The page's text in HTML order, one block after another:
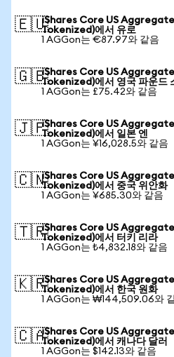
🇪🇺iShares Core US
Tokenized)에서 유로
1 AGGon는 €87.97와 같음
🇬🇧iShares Core US
Tokenized)에서 영국 파운드
1 AGGon는 £75.42와 같음
🇯🇵iShares Core US
Tokenized)에서 일본 엔
1 AGGon는 ¥16,028.5와 같음
🇨🇳iShares Core US
Tokenized)에서 중국 위안화
1 AGGon는 ¥685.30와 같음
🇹🇷iShares Core US
Tokenized)에서 터키 리라
1 AGGon는 ₺4,832.18와 같음
🇰🇷iShares Core US
Tokenized)에서 한국 원화
1 AGGon는 ₩144,509.06와
🇨🇦iShares Core US
Tokenized)에서 캐나다 달러
1 AGGon는 $142.13와 같음